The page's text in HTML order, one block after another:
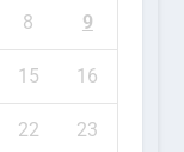
8 9
15 16
22 23